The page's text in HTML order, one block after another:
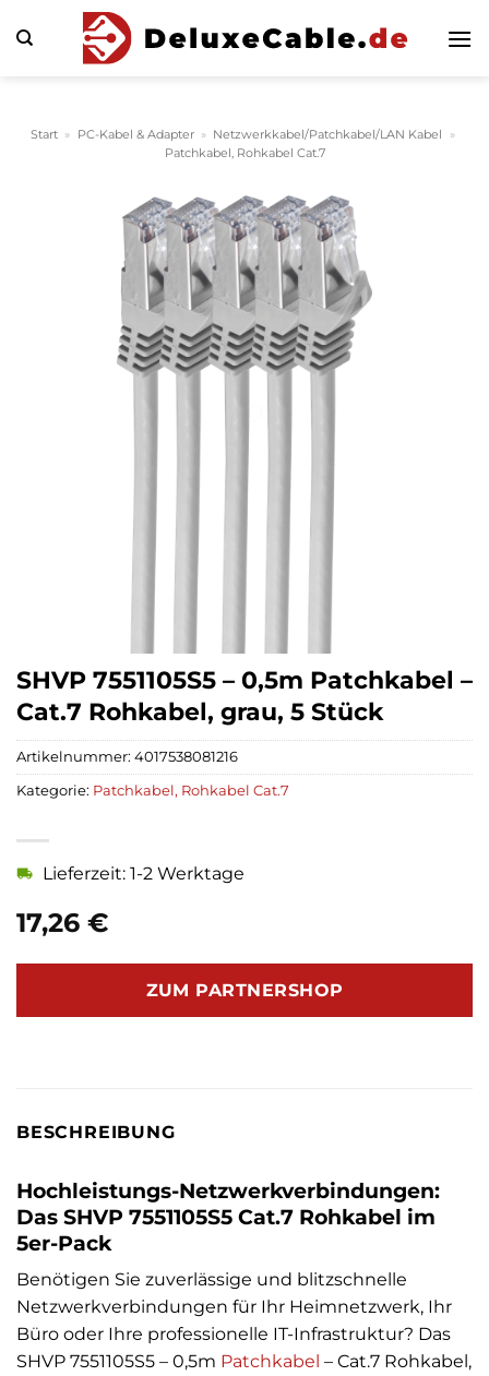
Inhalt
Start » PC-Kabel & Adapter » Netzwerkkabel/Patchkabel/LAN Kabel
»
Patchkabel, Rohkabel Cat.7
SHVP 7551105S5 – 0,5m Patchkabel –
Cat.7 Rohkabel, grau, 5 Stück
17,26 €
Lieferzeit: 1-2 Werktage
ZUM PARTNERSHOP
Artikelnummer: 4017538081216
Kategorie: Patchkabel, Rohkabel Cat.7
BESCHREIBUNG
Hochleistungs-Netzwerkverbindungen:
Das SHVP 7551105S5 Cat.7 Rohkabel im
5er-Pack
Benötigen Sie zuverlässige und blitzschnelle
Netzwerkverbindungen für Ihr Heimnetzwerk, Ihr
Büro oder Ihre professionelle IT-Infrastruktur? Das
SHVP 7551105S5 – 0,5m Patchkabel – Cat.7 Rohkabel,